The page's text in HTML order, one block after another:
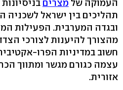
העמוקה של מצרים
תהליכים בין ישראל לשכניה
ובגדה המערבית. הפעילות
מהצורך להיענות לצורכי
חשוב במדיניות הפרו-
עצמה כגורם מגשר ומתווך
אזורית.